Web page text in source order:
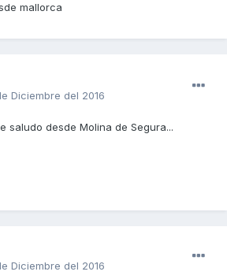
mallorca
Diciembre del 2016
saludo desde Molina de Segura...
Diciembre del 2016